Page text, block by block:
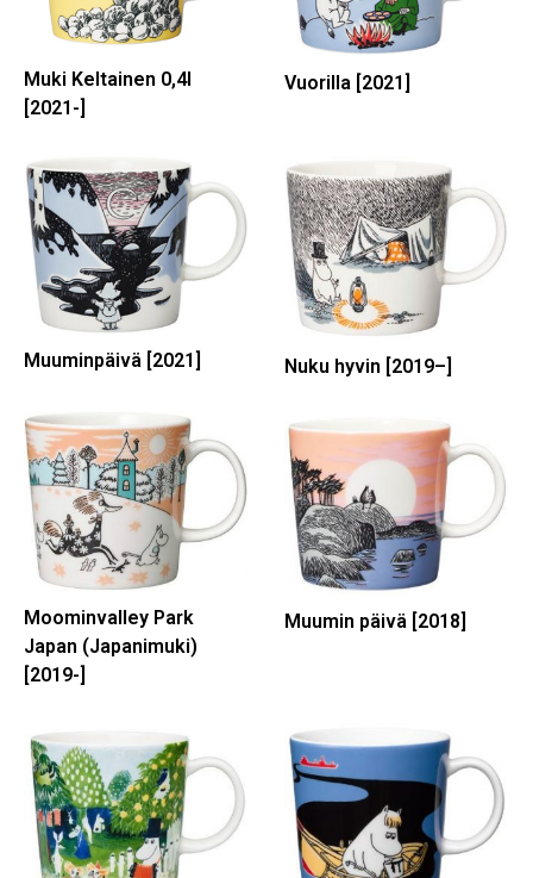
Muki Keltainen 0,4l
[2021-]
Vuorilla [2021]
Muuminpäivä [2021] Nuku hyvin [2019–]
Moominvalley Park
Japan (Japanimuki)
[2019-]
Muumin päivä [2018]